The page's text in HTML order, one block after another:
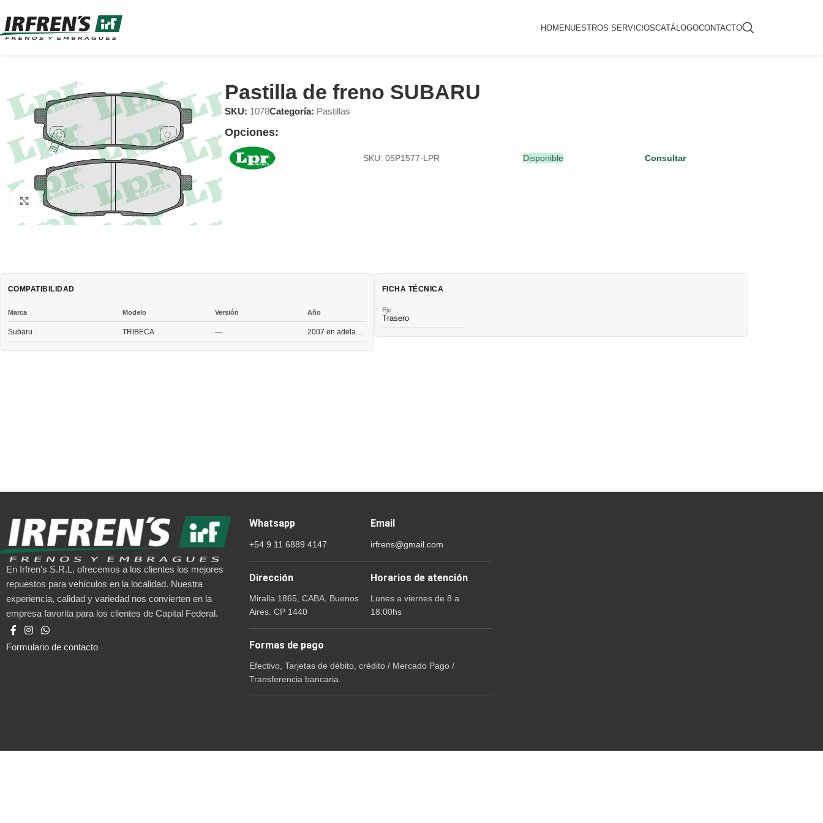
HOMENUESTROS SERVICIOSCATÁLOGOCONTACTO
Clic para ampliar
Pastilla de freno SUBARU
SKU: 1078Categoría: Pastillas
Opciones:
SKU: 05P1577-LPR Disponible Consultar
COMPATIBILIDAD
Marca Modelo Versión Año
Subaru TRIBECA —
FICHA TÉCNICA
Eje
Trasero
En Irfren's S.R.L. ofrecemos a los clientes los mejores
repuestos para vehículos en la localidad. Nuestra
experiencia, calidad y variedad nos convierten en la
empresa favorita para los clientes de Capital Federal.
Formulario de contacto
Whatsapp
+54 9 11 6889 4147
Email
irfrens@gmail.com
Dirección
Miralla 1865, CABA, Buenos
Aires. CP 1440
Horarios de atención
Lunes a viernes de 8 a
18:00hs
Formas de pago
Efectivo, Tarjetas de débito, crédito / Mercado Pago /
Transferencia bancaria.